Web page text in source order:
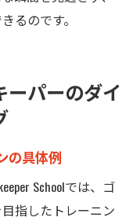
るのです。
ーパーのダイ
の具体例
Schoolでは、ゴ
指したトレーニン